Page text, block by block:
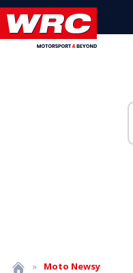
» Moto Newsy